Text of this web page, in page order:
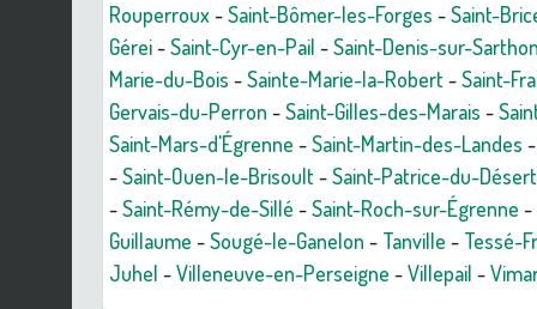
Rouperroux -Saint-Bômer-les-Forges -Saint-
Gérei-Saint-Cyr-en-Pail -Saint-Denis-sur-
Marie-du-Bois -Sainte-Marie-la-Robert-Saint-
Gervais-du-Perron -Saint-Gilles-des-Marais -
Saint-Mars-d'Égrenne -Saint-Martin-des-Landes
-Saint-Ouen-le-Brisoult-Saint-Patrice-du-Désert
-Saint-Rémy-de-Sillé -Saint-Roch-sur-Égrenne -
Guillaume -Sougé-le-Ganelon - Tanville - Tessé-
Juhel -Villeneuve-en-Perseigne -Villepail -